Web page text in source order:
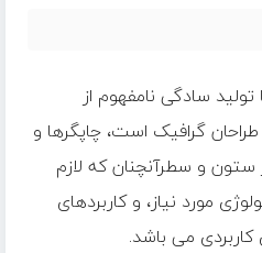
سادگی نامفهوم از
گرافیک است، چاپگرها و
ستون و سطرآنچنان که لازم
مورد نیاز، و کاربردهای
کاربردی می باشد.